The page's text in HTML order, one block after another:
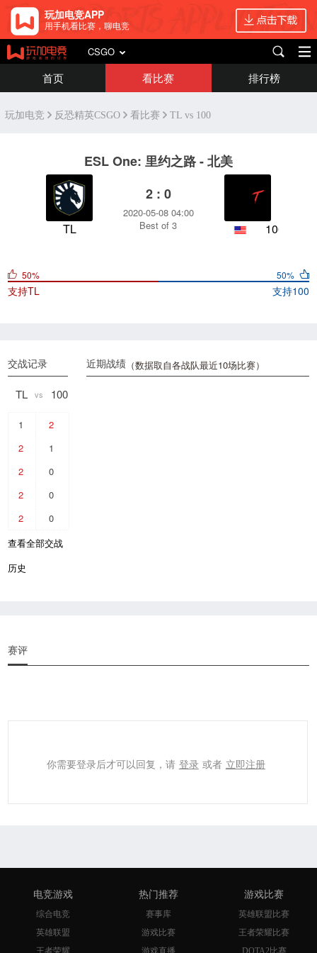
玩加电竞APP
用手机看比赛，聊电竞
CSGO
首页 看比赛 排行榜
玩加电竞 反恐精英CSGO 看比赛 TL vs 100
ESL One: 里约之路 - 北美
TL
2 : 0
2020-05-08 04:00
Best of 3
100
50%
支持100
50%
支持TL
近期战绩（数据取自各战队最近10场比赛）
交战记录
TL vs 100
1
2
2
1
2
0
2
0
2
0
查看全部交战
历史
赛评
你需要登录后才可以回复，请 登录 或者 立即注册
电竞游戏
综合电竞
英雄联盟
热门推荐
赛事库
游戏比赛
游戏比赛
英雄联盟比赛
王者荣耀比赛